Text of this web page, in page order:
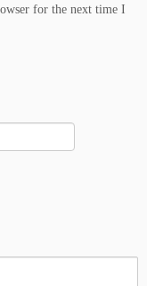
for the next time I